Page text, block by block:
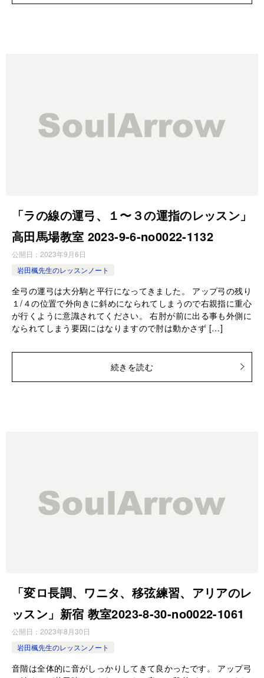
「ラの線の運弓、１〜３の運指のレッスン」
高田馬場教室 2023-9-6-no0022-1132
公開日： 2023年9月6日
岩田楓先生のレッスンノート
全弓の運弓は大分駒と平行になってきました。 アップ弓の残り
１/４の位置で外向きに斜めになられてしまうので右親指に重心
が行くように意識されてください。 右肘が前に出る事も外側に
なられてしまう要因にはなりますので肘は動かさず […]
続きを読む
「変ロ長調、ワニタ、移弦練習、アリアのレ
ッスン」新宿 教室2023-8-30-no0022-1061
公開日： 2023年8月30日
岩田楓先生のレッスンノート
音階は全体的に音がしっかりしてきて良かったです。 アップ弓